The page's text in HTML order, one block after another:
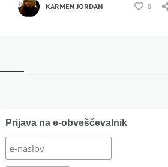
KARMEN JORDAN 0
Widgets
Prijava na e-obveščevalnik